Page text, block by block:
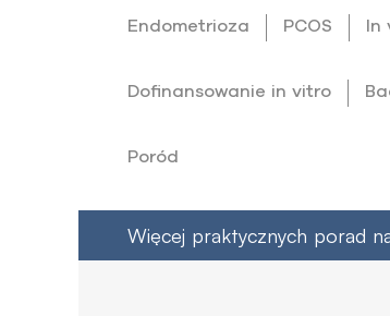
Endometrioza PCOS In
Dofinansowanie in vitro
Poród
Więcej praktycznych porad